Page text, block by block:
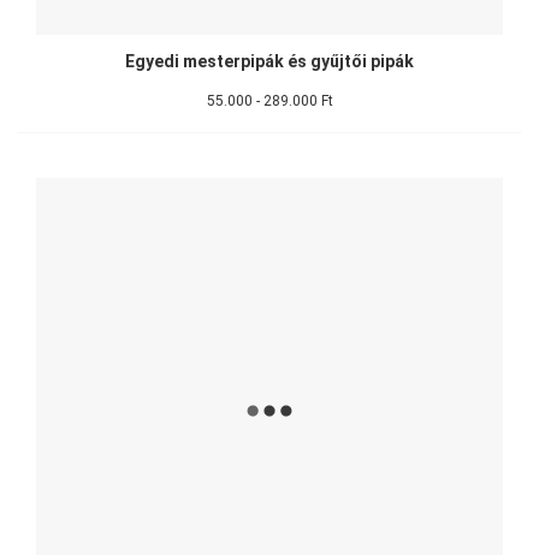
Egyedi mesterpipák és gyűjtői pipák
55.000 - 289.000 Ft